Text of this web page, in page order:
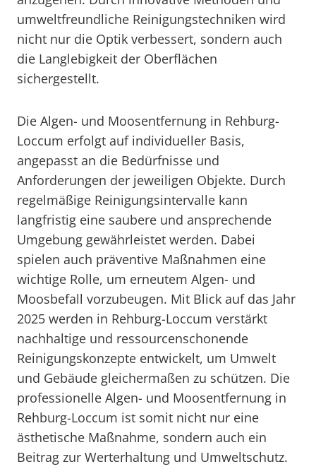
umweltfreundliche Reinigungstechniken wird
nicht nur die Optik verbessert, sondern auch
die Langlebigkeit der Oberflächen
sichergestellt.
Die Algen- und Moosentfernung in Rehburg-
Loccum erfolgt auf individueller Basis,
angepasst an die Bedürfnisse und
Anforderungen der jeweiligen Objekte. Durch
regelmäßige Reinigungsintervalle kann
langfristig eine saubere und ansprechende
Umgebung gewährleistet werden. Dabei
spielen auch präventive Maßnahmen eine
wichtige Rolle, um erneutem Algen- und
Moosbefall vorzubeugen. Mit Blick auf das Jahr
2025 werden in Rehburg-Loccum verstärkt
nachhaltige und ressourcenschonende
Reinigungskonzepte entwickelt, um Umwelt
und Gebäude gleichermaßen zu schützen. Die
professionelle Algen- und Moosentfernung in
Rehburg-Loccum ist somit nicht nur eine
ästhetische Maßnahme, sondern auch ein
Beitrag zur Werterhaltung und Umweltschutz.